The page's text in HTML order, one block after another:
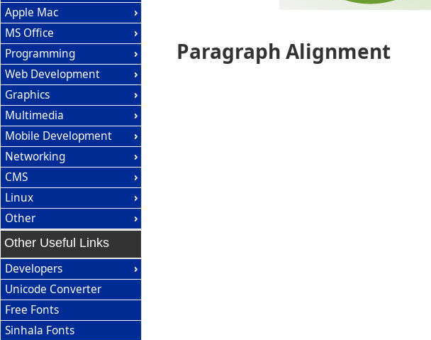
Paragraph Alignment
Apple Mac
MS Office
Programming
Web Development
Graphics
Multimedia
Mobile Development
Networking
CMS
Linux
Other
Other Useful Links
Developers
Unicode Converter
Free Fonts
Sinhala Fonts